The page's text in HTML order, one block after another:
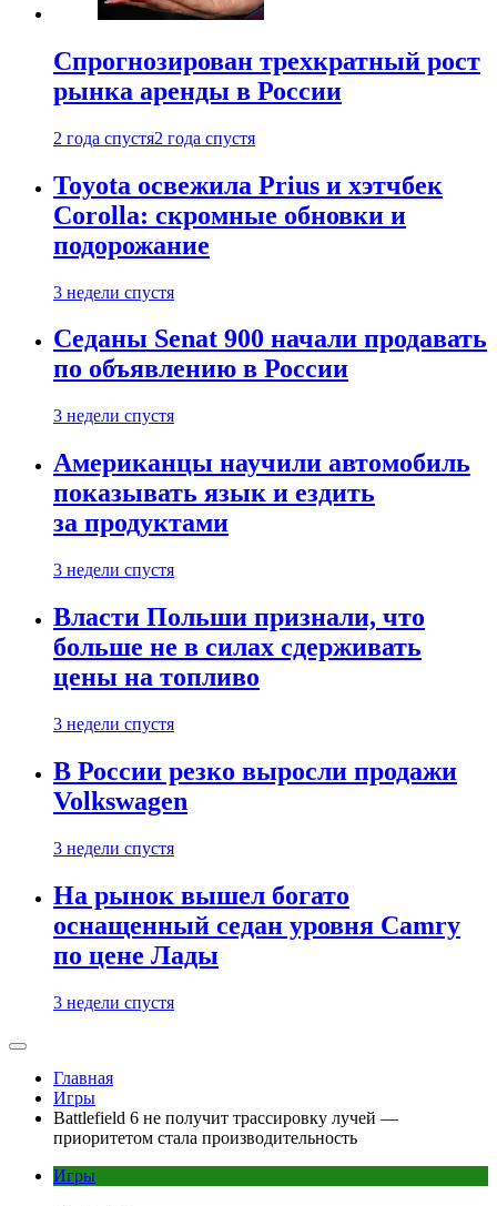
Спрогнозирован трехкратный рост
рынка аренды в России
2 года спустя2 года спустя
Toyota освежила Prius и хэтчбек
Corolla: скромные обновки и
подорожание
3 недели спустя
Седаны Senat 900 начали продавать
по объявлению в России
3 недели спустя
Американцы научили автомобиль
показывать язык и ездить
за продуктами
3 недели спустя
Власти Польши признали, что
больше не в силах сдерживать
цены на топливо
3 недели спустя
В России резко выросли продажи
Volkswagen
3 недели спустя
На рынок вышел богато
оснащенный седан уровня Camry
по цене Лады
3 недели спустя
Главная
Игры
Battlefield 6 не получит трассировку лучей —
приоритетом стала производительность
Игры